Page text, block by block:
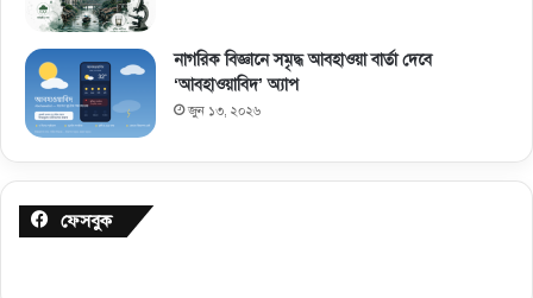
নাগরিক বিজ্ঞানে সমৃদ্ধ আবহাওয়া বার্তা দেবে
‘আবহাওয়াবিদ’ অ্যাপ
জুন ১৩, ২০২৬
ফেসবুক